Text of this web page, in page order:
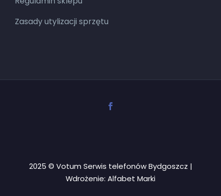
Zasady utylizacji sprzętu
2025 © Votum Serwis telefonów Bydgoszcz |
Wdrożenie: Alfabet Marki